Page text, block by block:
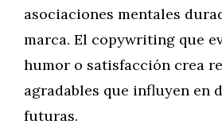
asociaciones mentales
marca. El copywriting que
humor o satisfacción crea
agradables que influyen en
futuras.